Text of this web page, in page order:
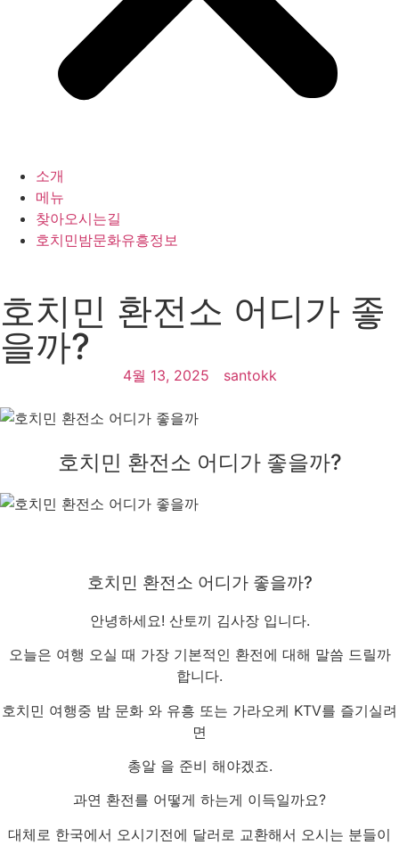
소개
메뉴
찾아오시는길
호치민밤문화유흥정보
호치민 환전소 어디가 좋
을까?
4월 13, 2025 santokk
호치민 환전소 어디가 좋을까?
호치민 환전소 어디가 좋을까?
안녕하세요! 산토끼 김사장 입니다.
오늘은 여행 오실 때 가장 기본적인 환전에 대해 말씀 드릴까
합니다.
호치민 여행중 밤 문화 와 유흥 또는 가라오케 KTV를 즐기실려
면
총알 을 준비 해야겠죠.
과연 환전를 어떻게 하는게 이득일까요?
대체로 한국에서 오시기전에 달러로 교환해서 오시는 분들이